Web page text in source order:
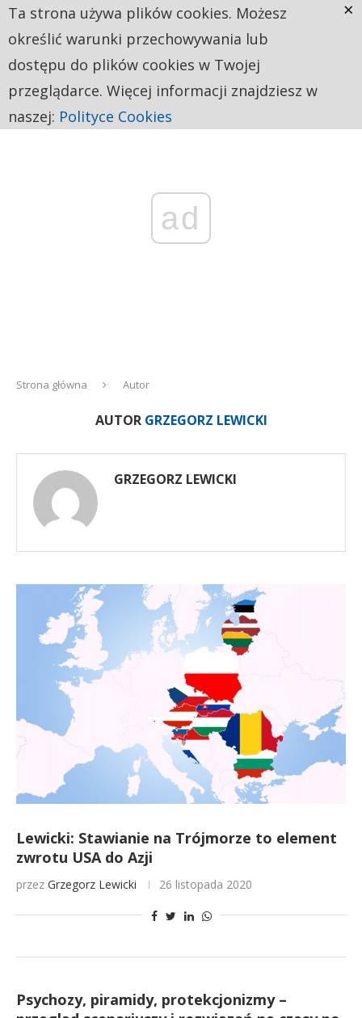
ad
Strona główna Autor
AUTOR GRZEGORZ LEWICKI
GRZEGORZ LEWICKI
Lewicki: Stawianie na Trójmorze to element
zwrotu USA do Azji
przez Grzegorz Lewicki 26 listopada 2020
Psychozy, piramidy, protekcjonizmy –
Ta strona używa plików cookies. Możesz
określić warunki przechowywania lub
dostępu do plików cookies w Twojej
przeglądarce. Więcej informacji znajdziesz w
naszej: Polityce Cookies
×